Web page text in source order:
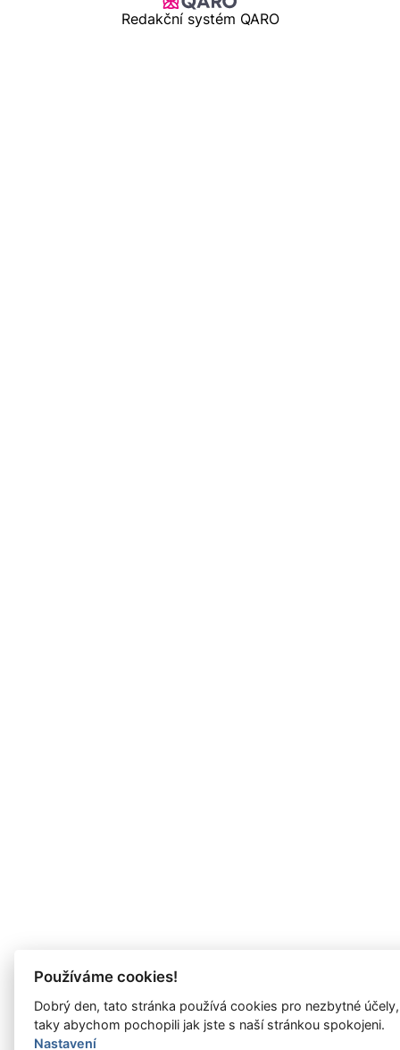
Redakční systém QARO
Používáme cookies!
Dobrý den, tato stránka používá cookies pro nezbytné
taky abychom pochopili jak jste s naší stránkou spokojeni.
Nastavení